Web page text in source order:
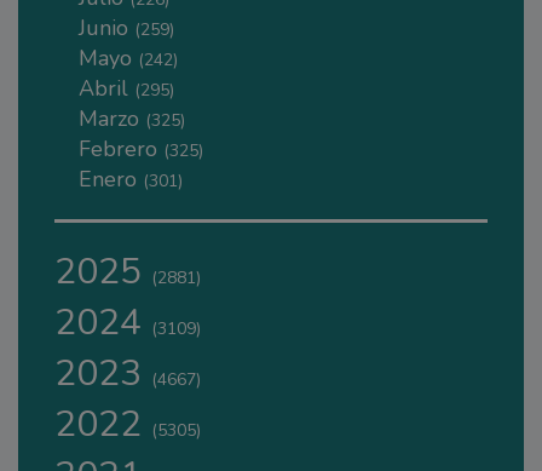
Junio (259)
Mayo (242)
Abril (295)
Marzo (325)
Febrero (325)
Enero (301)
2025 (2881)
2024 (3109)
2023 (4667)
2022 (5305)